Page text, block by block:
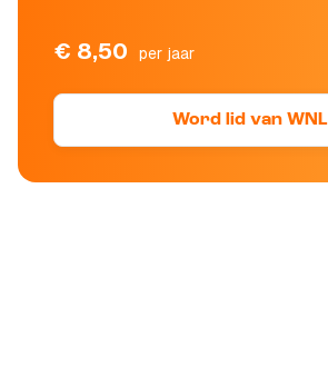
€ 8,50 per jaar
Word lid van WNL